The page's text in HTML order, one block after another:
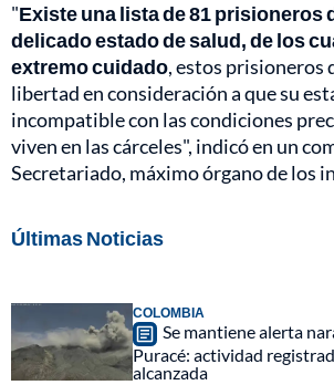
"Existe una lista de 81 prisioneros
delicado estado de salud, de los
extremo cuidado, estos prisioneros
libertad en consideración a que su
incompatible con las condiciones
viven en las cárceles", indicó en un
Secretariado, máximo órgano de los
Últimas Noticias
COLOMBIA
Se mantiene alerta
Puracé: actividad
alcanzada